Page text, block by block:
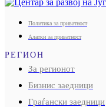
Политика за приватност
Алатки за приватност
РЕГИОН
За регионот
Бизнис заедници
Граѓански заедници